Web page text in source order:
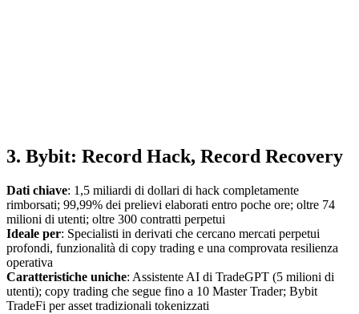
3. Bybit: Record Hack, Record Recovery
Dati chiave: 1,5 miliardi di dollari di hack completamente
rimborsati; 99,99% dei prelievi elaborati entro poche ore; oltre 74
milioni di utenti; oltre 300 contratti perpetui
Ideale per: Specialisti in derivati che cercano mercati perpetui
profondi, funzionalità di copy trading e una comprovata resilienza
operativa
Caratteristiche uniche: Assistente AI di TradeGPT (5 milioni di
utenti); copy trading che segue fino a 10 Master Trader; Bybit
TradeFi per asset tradizionali tokenizzati